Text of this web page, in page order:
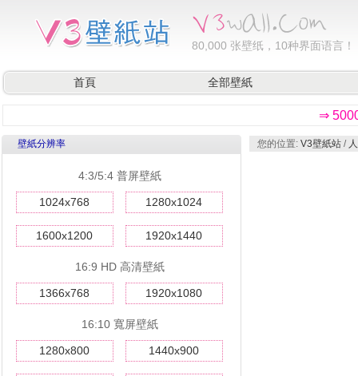
80,000 张壁纸，10种界面语言！
首頁 全部壁紙
⇒
壁紙分辨率
4:3/5:4 普屏壁紙
1024x768 1280x1024
1600x1200 1920x1440
16:9 HD 高清壁紙
1366x768 1920x1080
16:10 寬屏壁紙
1280x800 1440x900
您的位置: V3壁紙站 /